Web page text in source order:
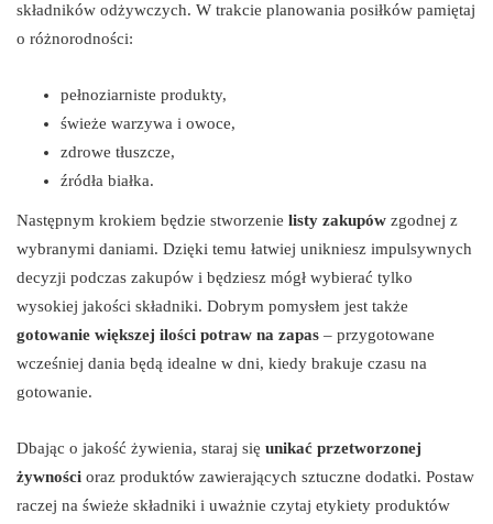
składników odżywczych. W trakcie planowania posiłków pamiętaj
o różnorodności:
pełnoziarniste produkty,
świeże warzywa i owoce,
zdrowe tłuszcze,
źródła białka.
Następnym krokiem będzie stworzenie listy zakupów zgodnej z
wybranymi daniami. Dzięki temu łatwiej unikniesz impulsywnych
decyzji podczas zakupów i będziesz mógł wybierać tylko
wysokiej jakości składniki. Dobrym pomysłem jest także
gotowanie większej ilości potraw na zapas – przygotowane
wcześniej dania będą idealne w dni, kiedy brakuje czasu na
gotowanie.
Dbając o jakość żywienia, staraj się unikać przetworzonej
żywności oraz produktów zawierających sztuczne dodatki. Postaw
raczej na świeże składniki i uważnie czytaj etykiety produktów